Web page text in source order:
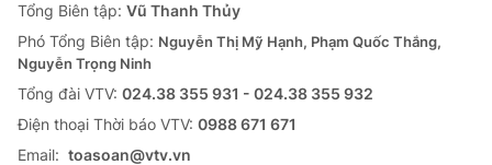
® Cấm sao chép dưới mọi hình thức nếu không có sự chấp
Tổng Biên tập: Vũ Thanh Thủy
Phó Tổng Biên tập: Nguyễn Thị Mỹ Hạnh, Phạm Quốc Thắng,
Nguyễn Trọng Ninh
Tổng đài VTV: 024.38 355 931 - 024.38 355 932
Ðiện thoại Thời báo VTV: 0988 671 671
Email: toasoan@vtv.vn